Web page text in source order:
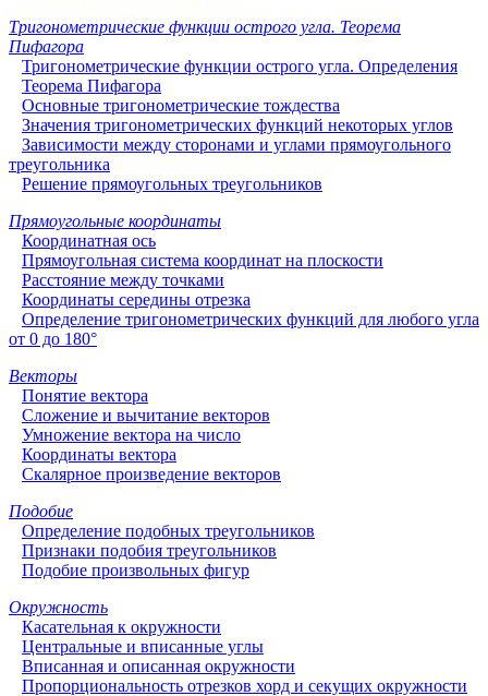
Тригонометрические функции острого угла. Теорема
Пифагора
Тригонометрические функции острого угла. Определения
Теорема Пифагора
Основные тригонометрические тождества
Значения тригонометрических функций некоторых углов
Зависимости между сторонами и углами прямоугольного
треугольника
Решение прямоугольных треугольников
Прямоугольные координаты
Координатная ось
Прямоугольная система координат на плоскости
Расстояние между точками
Координаты середины отрезка
Определение тригонометрических функций для любого угла
от 0 до 180°
Векторы
Понятие вектора
Сложение и вычитание векторов
Умножение вектора на число
Координаты вектора
Скалярное произведение векторов
Подобие
Определение подобных треугольников
Признаки подобия треугольников
Подобие произвольных фигур
Окружность
Касательная к окружности
Центральные и вписанные углы
Вписанная и описанная окружности
Пропорциональность отрезков хорд и секущих окружности